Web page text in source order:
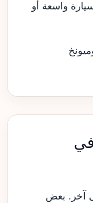
واسعة أو
آخر. بعض